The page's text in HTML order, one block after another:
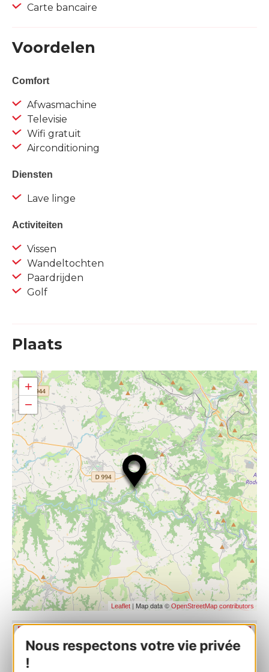
Nous respectons votre vie privée
!
Carte bancaire
Voordelen
Comfort
Afwasmachine
Televisie
Wifi gratuit
Airconditioning
Diensten
Lave linge
Activiteiten
Vissen
Wandeltochten
Paardrijden
Golf
Plaats
+
−
Leaflet | Map data © OpenStreetMap contributors
RESERVEREN